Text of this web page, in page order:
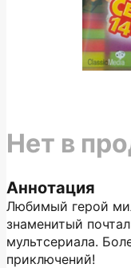
Аннотация
Любимый герой
знаменитый
мультсериала.
приключений!
Нет в